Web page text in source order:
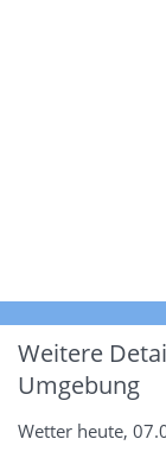
Weitere
Umgebung
Wetter heute,